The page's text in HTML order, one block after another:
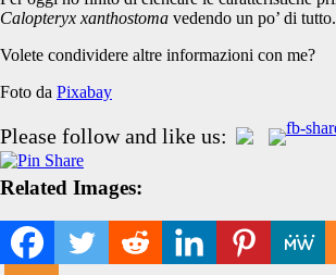
Calopteryx xanthostoma vedendo un po’ di tutto.
Volete condividere altre informazioni con me?
Foto da Pixabay
Please follow and like us:
Related Images: